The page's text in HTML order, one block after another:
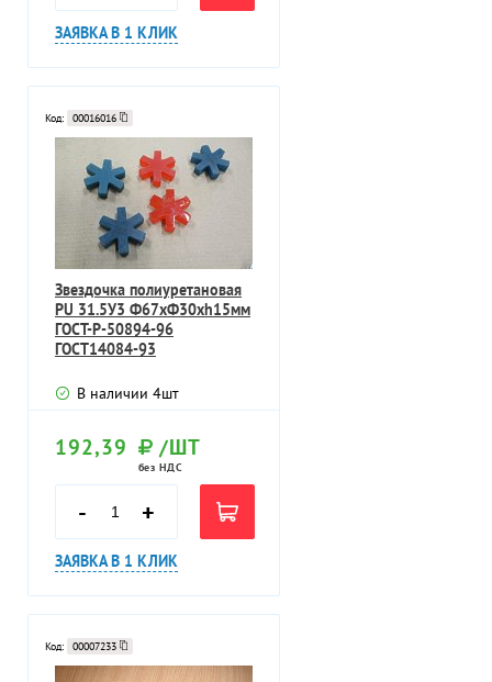
ЗАЯВКА В 1 КЛИК
Код: 00016016
Звездочка полиуретановая
PU 31.5У3 Ф67хФ30хh15мм
ГОСТ-Р-50894-96
ГОСТ14084-93
В наличии 4шт
192,39 /ШТ
без НДС
- +
ЗАЯВКА В 1 КЛИК
Код: 00007233